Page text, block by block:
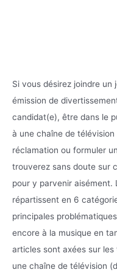
Si vous désirez joindre
émission de
candidat(e), être dans le
à une chaîne de
réclamation ou formuler
trouverez sans doute sur
pour y parvenir aisément.
répartissent en 6
principales
encore à la musique en
articles sont axées sur
une chaîne de télévision